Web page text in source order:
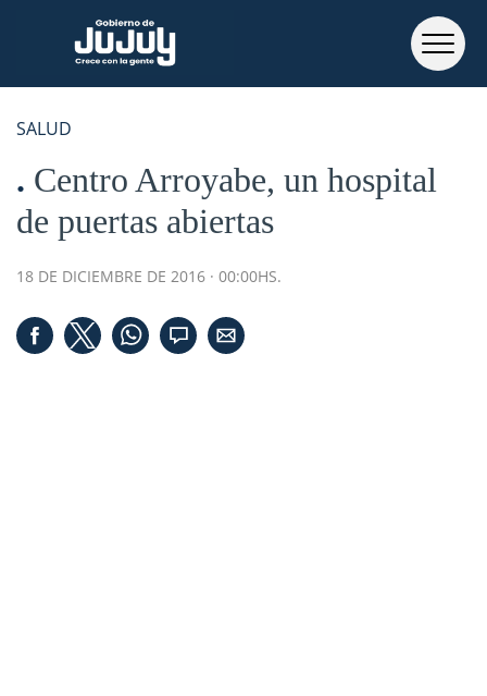
SALUD
Centro Arroyabe, un hospital
de puertas abiertas
18 DE DICIEMBRE DE 2016 · 00:00HS.